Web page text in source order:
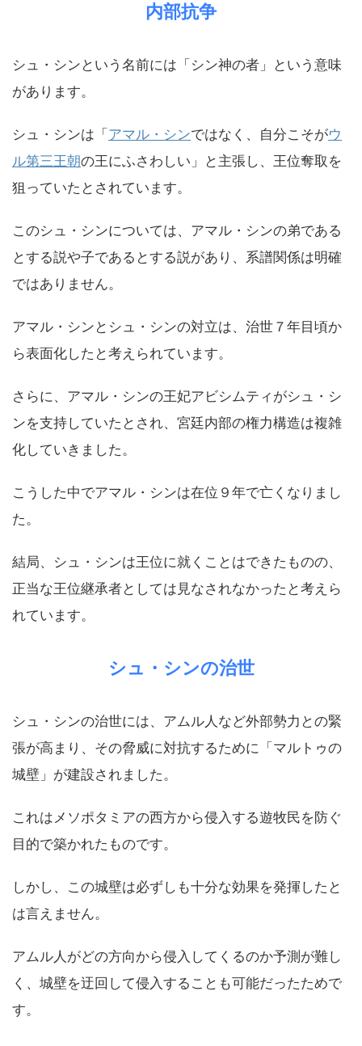
内部抗争
シュ・シンという名前には「シン神の者」という意味
があります。
シュ・シンは「 アマル・シンではなく、自分こそがウ
ル第三王朝の王にふさわしい」と主張し、王位奪取を
狙っていたとされています。
このシュ・シンについては、アマル・シンの弟である
とする説や子であるとする説があり、系譜関係は明確
ではありません。
アマル・シンとシュ・シンの対立は、治世７年目頃か
ら表面化したと考えられています。
さらに、アマル・シンの王妃アビシムティがシュ・シ
ンを支持していたとされ、宮廷内部の権力構造は複雑
化していきました。
こうした中でアマル・シンは在位９年で亡くなりまし
た。
結局、シュ・シンは王位に就くことはできたものの、
正当な王位継承者としては見なされなかったと考えら
れています。
シュ・シンの治世
シュ・シンの治世には、アムル人など外部勢力との緊
張が高まり、その脅威に対抗するために「マルトゥの
城壁」が建設されました。
これはメソポタミアの西方から侵入する遊牧民を防ぐ
目的で築かれたものです。
しかし、この城壁は必ずしも十分な効果を発揮したと
は言えません。
アムル人がどの方向から侵入してくるのか予測が難し
く、城壁を迂回して侵入することも可能だったためで
す。